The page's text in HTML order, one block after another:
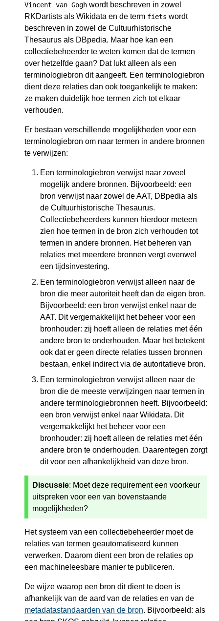
Vincent van Gogh wordt beschreven in zowel
RKDartists als Wikidata en de term fiets wordt
beschreven in zowel de Cultuurhistorische
Thesaurus als DBpedia. Maar hoe kan een
collectiebeheerder te weten komen dat de termen
over hetzelfde gaan? Dat lukt alleen als een
terminologiebron dit aangeeft. Een terminologiebron
dient deze relaties dan ook toegankelijk te maken:
ze maken duidelijk hoe termen zich tot elkaar
verhouden.
Er bestaan verschillende mogelijkheden voor een
terminologiebron om naar termen in andere bronnen
te verwijzen:
Een terminologiebron verwijst naar zoveel
mogelijk andere bronnen. Bijvoorbeeld: een
bron verwijst naar zowel de AAT, DBpedia als
de Cultuurhistorische Thesaurus.
Collectiebeheerders kunnen hierdoor meteen
zien hoe termen in de bron zich verhouden tot
termen in andere bronnen. Het beheren van
relaties met meerdere bronnen vergt evenwel
een tijdsinvestering.
Een terminologiebron verwijst alleen naar de
bron die meer autoriteit heeft dan de eigen bron.
Bijvoorbeeld: een bron verwijst enkel naar de
AAT. Dit vergemakkelijkt het beheer voor een
bronhouder: zij hoeft alleen de relaties met één
andere bron te onderhouden. Maar het betekent
ook dat er geen directe relaties tussen bronnen
bestaan, enkel indirect via de autoritatieve bron.
Een terminologiebron verwijst alleen naar de
bron die de meeste verwijzingen naar termen in
andere terminologiebronnen heeft. Bijvoorbeeld:
een bron verwijst enkel naar Wikidata. Dit
vergemakkelijkt het beheer voor een
bronhouder: zij hoeft alleen de relaties met één
andere bron te onderhouden. Daarentegen zorgt
dit voor een afhankelijkheid van deze bron.
Discussie: Moet deze requirement een voorkeur
uitspreken voor een van bovenstaande
mogelijkheden?
Het systeem van een collectiebeheerder moet de
relaties van termen geautomatiseerd kunnen
verwerken. Daarom dient een bron de relaties op
een machineleesbare manier te publiceren.
De wijze waarop een bron dit dient te doen is
afhankelijk van de aard van de relaties en van de
metadatastandaarden van de bron. Bijvoorbeeld: als